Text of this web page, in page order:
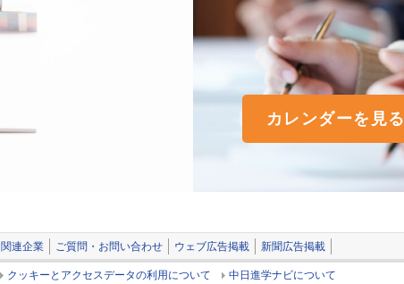
カレンダーを見る
関連企業 ご質問・お問い合わせ ウェブ広告掲載 新聞広告掲載
クッキーとアクセスデータの利用について 中日進学ナビについて